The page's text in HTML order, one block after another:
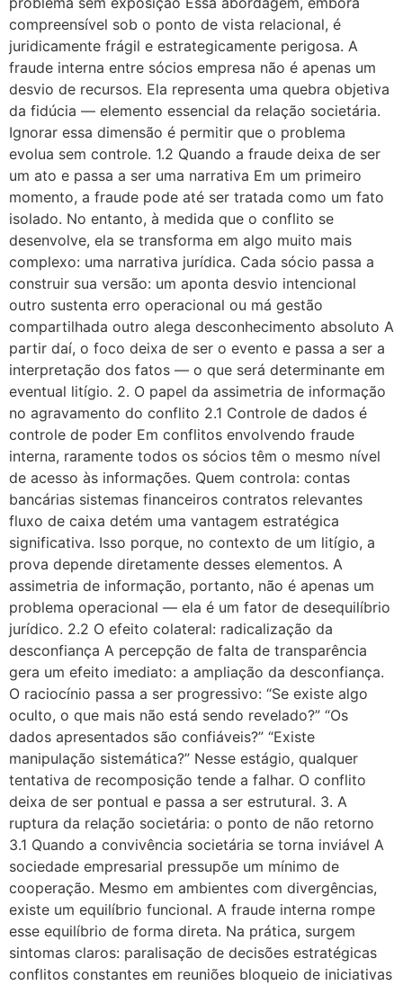
compreensível sob o ponto de vista relacional, é
juridicamente frágil e estrategicamente perigosa. A
fraude interna entre sócios empresa não é apenas um
desvio de recursos. Ela representa uma quebra objetiva
da fidúcia — elemento essencial da relação societária.
Ignorar essa dimensão é permitir que o problema
evolua sem controle. 1.2 Quando a fraude deixa de ser
um ato e passa a ser uma narrativa Em um primeiro
momento, a fraude pode até ser tratada como um fato
isolado. No entanto, à medida que o conflito se
desenvolve, ela se transforma em algo muito mais
complexo: uma narrativa jurídica. Cada sócio passa a
construir sua versão: um aponta desvio intencional
outro sustenta erro operacional ou má gestão
compartilhada outro alega desconhecimento absoluto A
partir daí, o foco deixa de ser o evento e passa a ser a
interpretação dos fatos — o que será determinante em
eventual litígio. 2. O papel da assimetria de informação
no agravamento do conflito 2.1 Controle de dados é
controle de poder Em conflitos envolvendo fraude
interna, raramente todos os sócios têm o mesmo nível
de acesso às informações. Quem controla: contas
bancárias sistemas financeiros contratos relevantes
fluxo de caixa detém uma vantagem estratégica
significativa. Isso porque, no contexto de um litígio, a
prova depende diretamente desses elementos. A
assimetria de informação, portanto, não é apenas um
problema operacional — ela é um fator de desequilíbrio
jurídico. 2.2 O efeito colateral: radicalização da
desconfiança A percepção de falta de transparência
gera um efeito imediato: a ampliação da desconfiança.
O raciocínio passa a ser progressivo: “Se existe algo
oculto, o que mais não está sendo revelado?” “Os
dados apresentados são confiáveis?” “Existe
manipulação sistemática?” Nesse estágio, qualquer
tentativa de recomposição tende a falhar. O conflito
deixa de ser pontual e passa a ser estrutural. 3. A
ruptura da relação societária: o ponto de não retorno
3.1 Quando a convivência societária se torna inviável A
sociedade empresarial pressupõe um mínimo de
cooperação. Mesmo em ambientes com divergências,
existe um equilíbrio funcional. A fraude interna rompe
esse equilíbrio de forma direta. Na prática, surgem
sintomas claros: paralisação de decisões estratégicas
conflitos constantes em reuniões bloqueio de iniciativas